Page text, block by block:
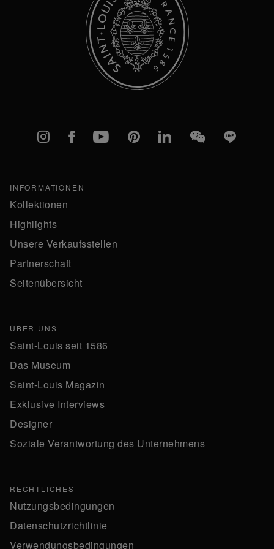
Instagram
FacebookYouTubePinterestlinkedInWeChatLine
INFORMATIONEN
Kollektionen
Highlights
Unsere Verkaufsstellen
Partnerschaft
Seitenübersicht
ÜBER UNS
Saint-Louis seit 1586
Das Museum
Saint-Louis Magazin
Exklusive Interviews
Designer
Soziale Verantwortung des Unternehmens
RECHTLICHES
Nutzungsbedingungen
Datenschutzrichtlinie
Verwendungsbedingungen